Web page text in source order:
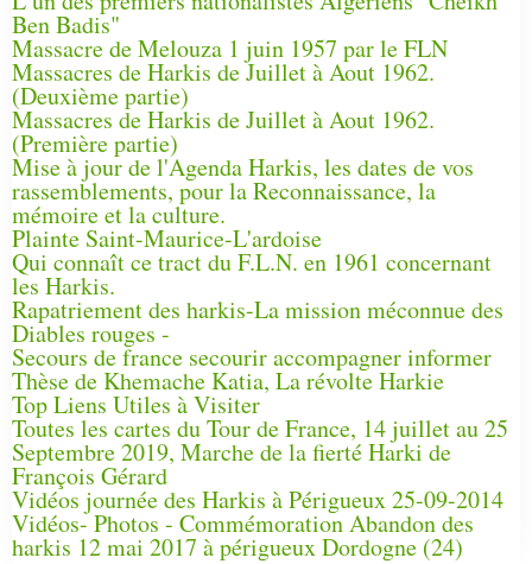
Ben Badis"
Massacre de Melouza 1 juin 1957 par le FLN
Massacres de Harkis de Juillet à Aout 1962.
(Deuxième partie)
Massacres de Harkis de Juillet à Aout 1962.
(Première partie)
Mise à jour de l'Agenda Harkis, les dates de vos
rassemblements, pour la Reconnaissance, la
mémoire et la culture.
Plainte Saint-Maurice-L'ardoise
Qui connaît ce tract du F.L.N. en 1961 concernant
les Harkis.
Rapatriement des harkis-La mission méconnue des
Diables rouges -
Secours de france secourir accompagner informer
Thèse de Khemache Katia, La révolte Harkie
Top Liens Utiles à Visiter
Toutes les cartes du Tour de France, 14 juillet au 25
Septembre 2019, Marche de la fierté Harki de
François Gérard
Vidéos journée des Harkis à Périgueux 25-09-2014
Vidéos- Photos - Commémoration Abandon des
harkis 12 mai 2017 à périgueux Dordogne (24)